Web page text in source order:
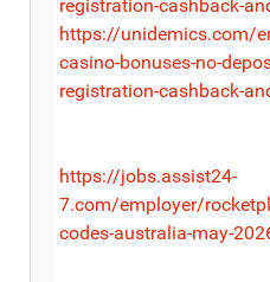
registration-cashback-
https://unidemics.com/
casino-bonuses-no-
registration-cashback-
https://jobs.assist24-
7.com/employer/
codes-australia-may-